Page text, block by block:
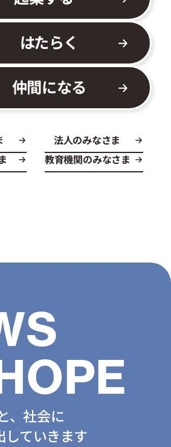
はたらく
仲間になる
法人のみなさま
教育機関のみなさま
、社会に
していきます